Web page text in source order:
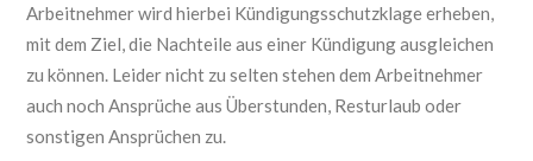
Arbeitnehmer wird hierbei Kündigungsschutzklage erheben,
mit dem Ziel, die Nachteile aus einer Kündigung ausgleichen
zu können. Leider nicht zu selten stehen dem Arbeitnehmer
auch noch Ansprüche aus Überstunden, Resturlaub oder
sonstigen Ansprüchen zu.